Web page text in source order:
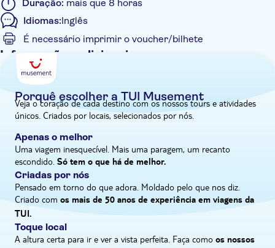
livre para explorar por conta própria e pegar algumas tapas – e
talvez uma ou duas lembranças.
Duração: mais que 8 horas
Idiomas:Inglês
É necessário imprimir o voucher/bilhete
Informações adicionais
Confirmação instantânea
Pick up no hotel
Porquê escolher a TUI Musement
Veja o coração de cada destino com os nossos tours e atividades
únicos. Criados por locais, selecionados por nós.
Apenas o melhor
Uma viagem inesquecível. Mais uma paragem, um recanto
escondido. Só tem o que há de melhor.
Criadas por nós
Pensado em torno do que adora. Moldado pelo que nos diz.
Criado com os mais de 50 anos de experiência em viagens da
TUI.
Toque local
A altura certa para ir e ver a vista perfeita. Faça como os nossos